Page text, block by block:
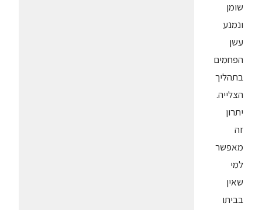
שומן
ונמנע
עשן
הפחמים
בתהליך
הצלייה.
יתרון
זה
מאפשר
למי
שאין
בביתו